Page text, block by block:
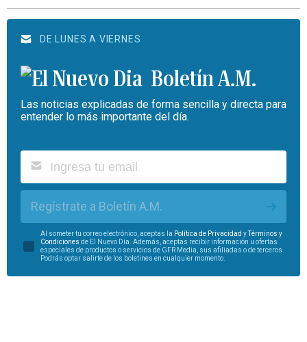
DE LUNES A VIERNES
Boletín A.M.
Las noticias explicadas de forma sencilla y directa para
entender lo más importante del día.
Regístrate a Boletín A.M.
Al someter tu correo electrónico, aceptas la Política de Privacidad y
Términos y
Condiciones de El Nuevo Día. Además, aceptas recibir información u ofertas
especiales de productos o servicios de GFR Media, sus afiliadas o de terceros.
Podrás optar salirte de los boletines en cualquier momento.